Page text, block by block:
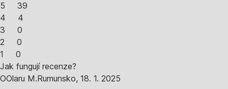
5
39
4
4
3
0
2
0
1
0
Jak fungují recenze?
OOlaru M.Rumunsko, 18. 1. 2025